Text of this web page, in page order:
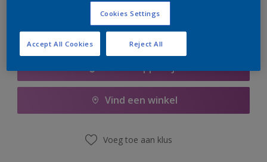
Vind een winkel
Voeg toe aan klus
Cookies Settings
Reject All
Accept All Cookies